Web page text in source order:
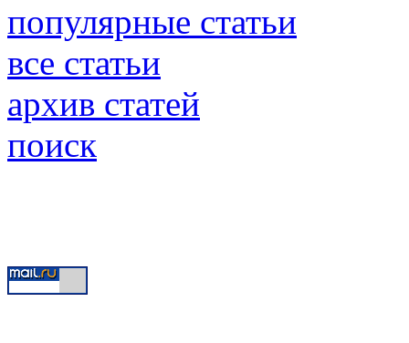
популярные статьи
все статьи
архив статей
поиск